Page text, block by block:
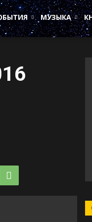
МУЗЫКА